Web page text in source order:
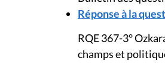
Réponse à la
RQE 367-3°
champs et